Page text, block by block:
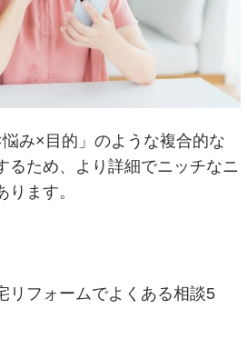
み×目的」のような複合的な
るため、より詳細でニッチなニ
ます。
リフォームでよくある相談5